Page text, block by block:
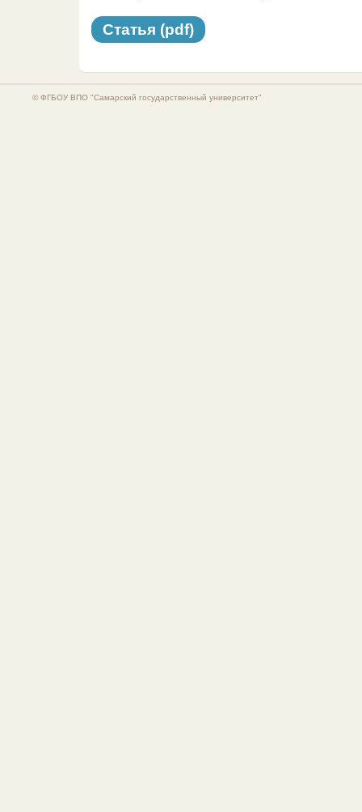
Статья (pdf)
© ФГБОУ ВПО "Самарский государственный университет"